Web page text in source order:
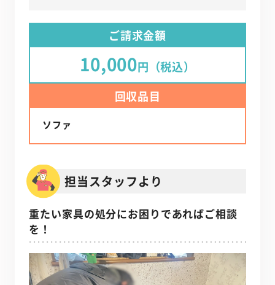
ご請求金額
10,000円（税込）
回収品目
ソファ
担当スタッフより
重たい家具の処分にお困りであればご相談
を！